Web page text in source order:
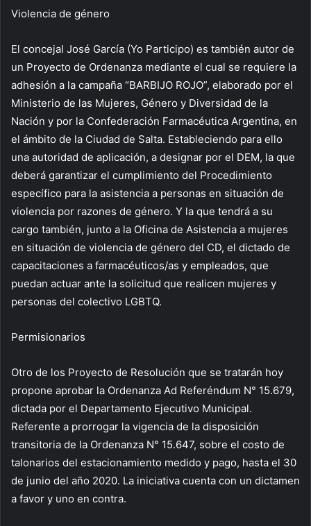
Violencia de género
El concejal José García (Yo Participo) es también autor de
un Proyecto de Ordenanza mediante el cual se requiere la
adhesión a la campaña “BARBIJO ROJO”, elaborado por el
Ministerio de las Mujeres, Género y Diversidad de la
Nación y por la Confederación Farmacéutica Argentina, en
el ámbito de la Ciudad de Salta. Estableciendo para ello
una autoridad de aplicación, a designar por el DEM, la que
deberá garantizar el cumplimiento del Procedimiento
específico para la asistencia a personas en situación de
violencia por razones de género. Y la que tendrá a su
cargo también, junto a la Oficina de Asistencia a mujeres
en situación de violencia de género del CD, el dictado de
capacitaciones a farmacéuticos/as y empleados, que
puedan actuar ante la solicitud que realicen mujeres y
personas del colectivo LGBTQ.
Permisionarios
Otro de los Proyecto de Resolución que se tratarán hoy
propone aprobar la Ordenanza Ad Referéndum N° 15.679,
dictada por el Departamento Ejecutivo Municipal.
Referente a prorrogar la vigencia de la disposición
transitoria de la Ordenanza N° 15.647, sobre el costo de
talonarios del estacionamiento medido y pago, hasta el 30
de junio del año 2020. La iniciativa cuenta con un dictamen
a favor y uno en contra.